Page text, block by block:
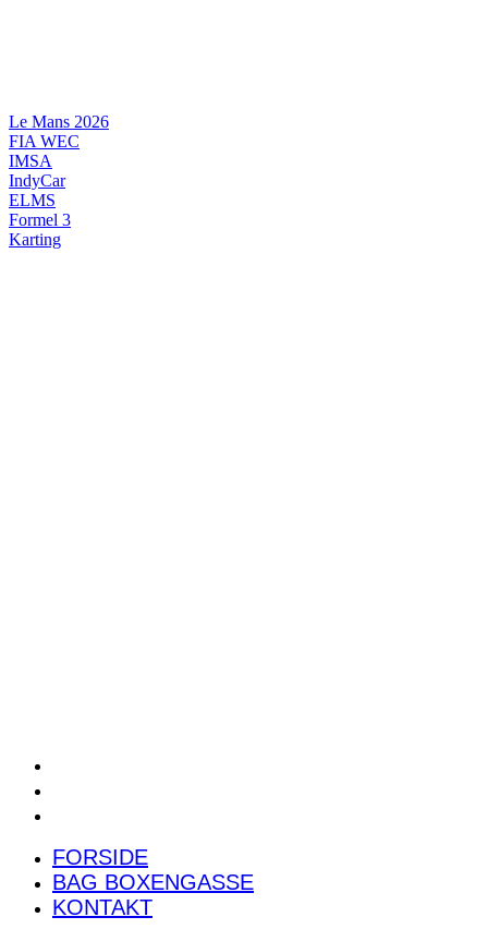
Le Mans 2026
FIA WEC
IMSA
IndyCar
ELMS
Formel 3
Karting
FORSIDE
BAG BOXENGASSE
KONTAKT